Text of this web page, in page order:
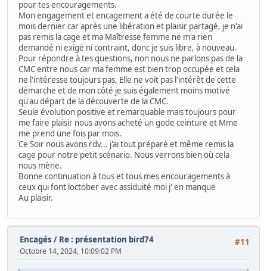
pour tes encouragements.
Mon engagement et encagement a été de courte durée le
mois dernier car après une libération et plaisir partagé, je n'ai
pas remis la cage et ma Maîtresse femme ne m'a rien
demandé ni exigé ni contraint, donc je suis libre, à nouveau.
Pour répondre à tes questions, non nous ne parlons pas de la
CMC entre nous car ma femme est bien trop occupée et cela
ne l'intéresse toujours pas, Elle ne voit pas l'intérêt de cette
démarche et de mon côté je suis également moins motivé
qu'au départ de la découverte de la CMC.
Seule évolution positive et remarquable mais toujours pour
me faire plaisir nous avons acheté un gode ceinture et Mme
me prend une fois par mois.
Ce Soir nous avons rdv... j'ai tout préparé et même remis la
cage pour notre petit scénario. Nous verrons bien où cela
nous mène.
Bonne continuation à tous et tous mes encouragements à
ceux qui font loctober avec assiduité moi j' en manque
Au plaisir.
#11
Encagés / Re : présentation bird74
Octobre 14, 2024, 10:09:02 PM